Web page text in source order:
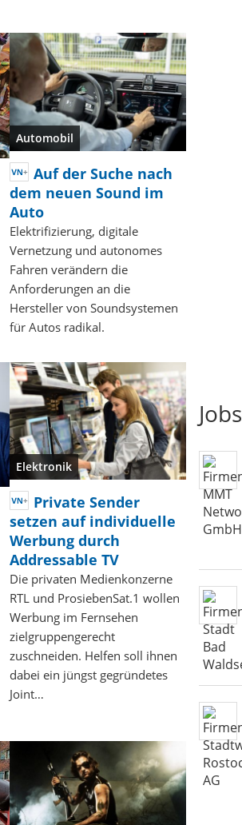
Automobil
Auf der Suche nach
dem neuen Sound im
Auto
Elektrifizierung, digitale
Vernetzung und autonomes
Fahren verändern die
Anforderungen an die
Hersteller von Soundsystemen
für Autos radikal.
Elektronik
Private Sender
setzen auf individuelle
Werbung durch
Addressable TV
Die privaten Medienkonzerne
RTL und ProsiebenSat.1 wollen
Werbung im Fernsehen
zielgruppengerecht
zuschneiden. Helfen soll ihnen
dabei ein jüngst gegründetes
Joint…
Jobs